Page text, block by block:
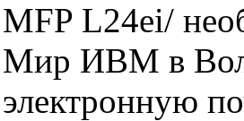
MFP L24ei/
Мир ИВМ в
электронную